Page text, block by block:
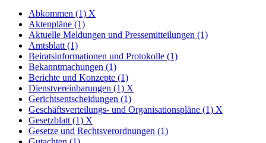
Abkommen (1) X
Aktenpläne (1)
Aktuelle Meldungen und Pressemitteilungen (1)
Amtsblatt (1)
Beiratsinformationen und Protokolle (1)
Bekanntmachungen (1)
Berichte und Konzepte (1)
Dienstvereinbarungen (1) X
Gerichtsentscheidungen (1)
Geschäftsverteilungs- und Organisationspläne (1) X
Gesetzblatt (1) X
Gesetze und Rechtsverordnungen (1)